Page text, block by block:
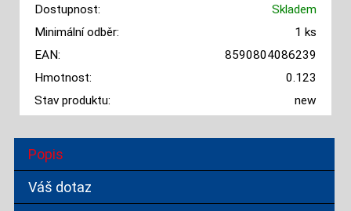
Dostupnost:
Skladem
Minimální odběr:
1 ks
EAN:
8590804086239
Hmotnost:
0.123
Stav produktu:
new
Popis
Váš dotaz